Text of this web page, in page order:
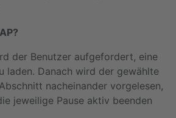
der Benutzer aufgefordert, eine
laden. Danach wird der gewählte
nacheinander vorgelesen,
jeweilige Pause aktiv beenden